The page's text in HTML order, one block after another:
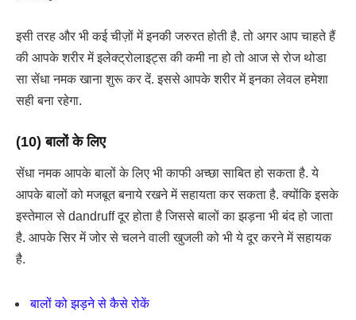
इसी तरह और भी कई चीज़ों में इनकी जरुरत होती है. तो अगर आप चाहते हैं
की आपके शरीर में इलेक्ट्रोलाइट्स की कमी ना हो तो आज से रोज थोडा
सा सेंधा नमक खाना शुरू कर दें. इससे आपके शरीर में इनका लेवल हमेशा
सही बना रहेगा.
(10) बालों के लिए
सेंधा नमक आपके बालों के लिए भी काफी अच्छा साबित हो सकता है. ये
आपके बालों को मजबूत बनाये रखने में सहायता कर सकता है. क्योंकि इसके
इस्तेमाल से dandruff दूर होता है जिससे बालों का झड़ना भी बंद हो जाता
है. आपके सिर में जोर से चलने वाली खुजली को भी ये दूर करने में सहायक
है.
बालों को झड़ने से कैसे रोकें